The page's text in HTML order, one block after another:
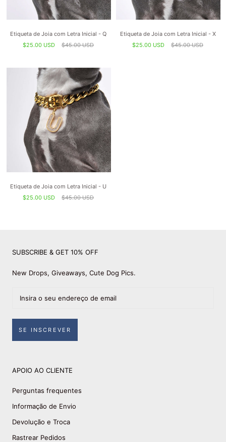
Etiqueta de Joia com Letra Inicial - Q
$25.00 USD
$45.00 USD
Etiqueta de Joia com Letra Inicial - X
$25.00 USD
$45.00 USD
Etiqueta de Joia com Letra Inicial - U
$25.00 USD
$45.00 USD
SUBSCRIBE & GET 10% OFF
New Drops, Giveaways, Cute Dog Pics.
SE INSCREVER
APOIO AO CLIENTE
Perguntas frequentes
Informação de Envio
Devolução e Troca
Rastrear Pedidos